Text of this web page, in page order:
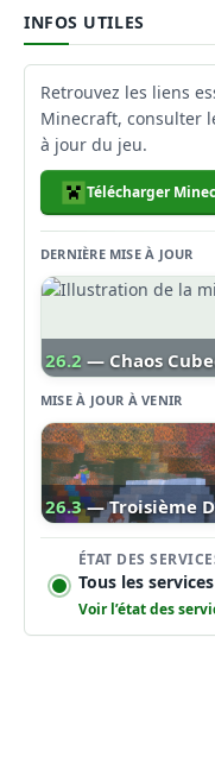
INFOS UTILES
Retrouvez les liens
Minecraft, consulter
à jour du jeu.
Télécharger
DERNIÈRE MISE À JOUR
26.2 — Chaos
MISE À JOUR À VENIR
26.3 — Troisième
ÉTAT DES
Tous les
Voir l’état des